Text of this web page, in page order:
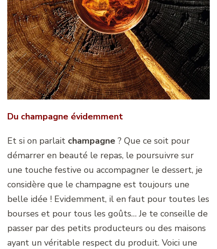
Du champagne évidemment
Et si on parlait champagne ? Que ce soit pour
démarrer en beauté le repas, le poursuivre sur
une touche festive ou accompagner le dessert, je
considère que le champagne est toujours une
belle idée ! Evidemment, il en faut pour toutes les
bourses et pour tous les goûts… Je te conseille de
passer par des petits producteurs ou des maisons
ayant un véritable respect du produit. Voici une